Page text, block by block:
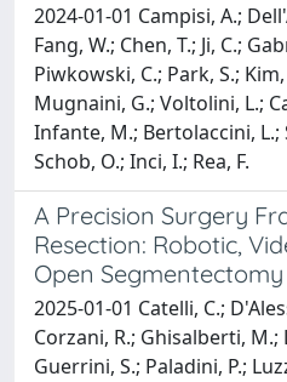
2024-01-01 Campisi, A.;
Fang, W.; Chen, T.; Ji, C.;
Piwkowski, C.; Park, S.;
Mugnaini, G.; Voltolini, L.;
Infante, M.; Bertolaccini, L.;
Schob, O.; Inci, I.; Rea, F.
A Precision Surgery
Resection: Robotic,
Open Segmentectomy
2025-01-01 Catelli, C.;
Corzani, R.; Ghisalberti,
Guerrini, S.; Paladini, P.;